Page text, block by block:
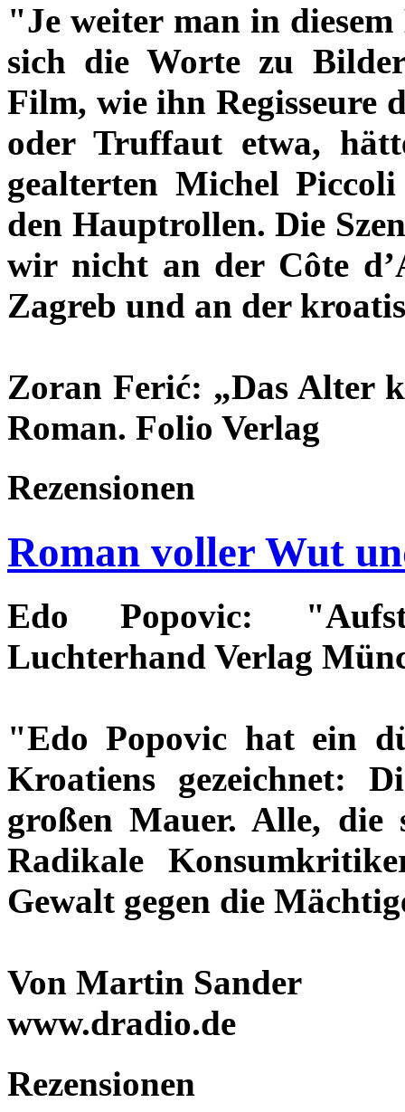
"Je weiter man in
sich die Worte zu
Film, wie ihn Regisseure
oder Truffaut etwa,
gealterten Michel
den Hauptrollen. Die
wir nicht an der Côte
Zagreb und an der
Zoran Ferić: „Das Alter
Roman. Folio Verlag
Rezensionen
Roman voller Wut
Edo Popovic:
Luchterhand Verlag
"Edo Popovic hat ein
Kroatiens gezeichnet:
großen Mauer. Alle, die
Radikale
Gewalt gegen die
Von Martin Sander
www.dradio.de
Rezensionen